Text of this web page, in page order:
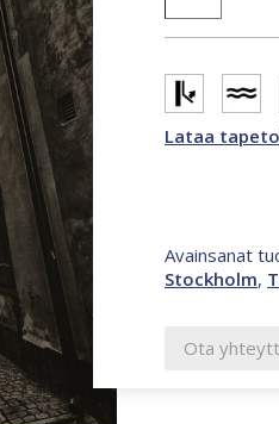
270
cm
ruskea
CL27A
määrä
Lataa
Avainsanat
Stockholm,
Ota